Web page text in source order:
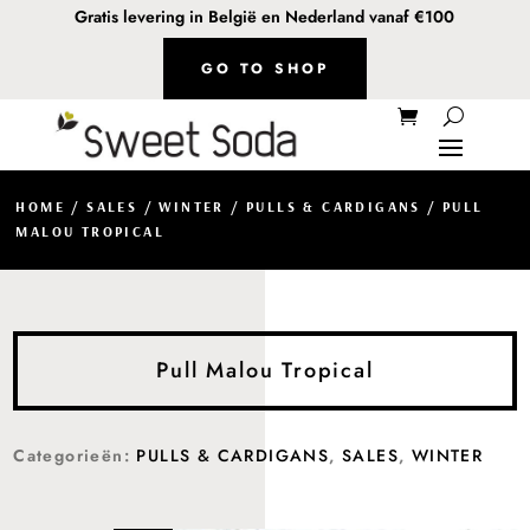
Gratis levering in België en Nederland vanaf €100
GO TO SHOP
HOME /SALES /WINTER / PULLS & CARDIGANS / PULL
MALOU TROPICAL
Pull Malou Tropical
Categorieën: PULLS & CARDIGANS,SALES, WINTER